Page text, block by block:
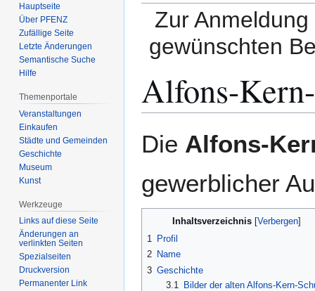
Zur
gewünschten
Alfons-
Navigation
Suche
Die Alfons-
gewerblicher
Inhaltsverzeichnis
1 Profil
2 Name
3 Geschichte
3.1
Bilder der alten Alfons-Kern-
Hauptseite
Über PFENZ
Zufällige Seite
Letzte Änderungen
Semantische Suche
Hilfe
Themenportale
Veranstaltungen
Einkaufen
Städte und Gemeinden
Geschichte
Museum
Kunst
Werkzeuge
Links auf diese Seite
Änderungen an
verlinkten Seiten
Spezialseiten
Druckversion
Permanenter Link